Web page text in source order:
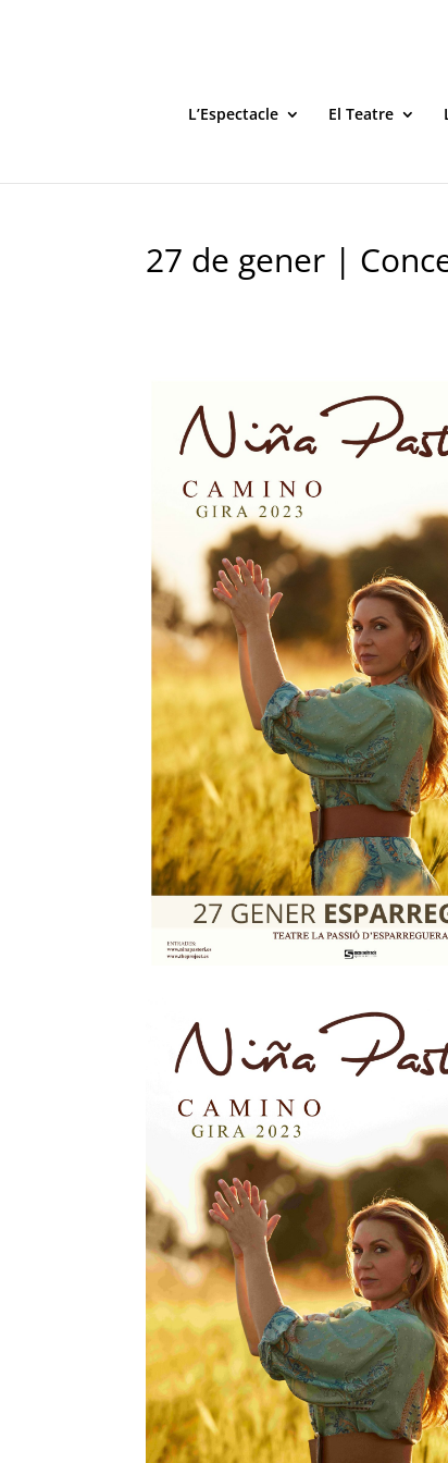
L’Espectacle El Teatre
27 de gener |